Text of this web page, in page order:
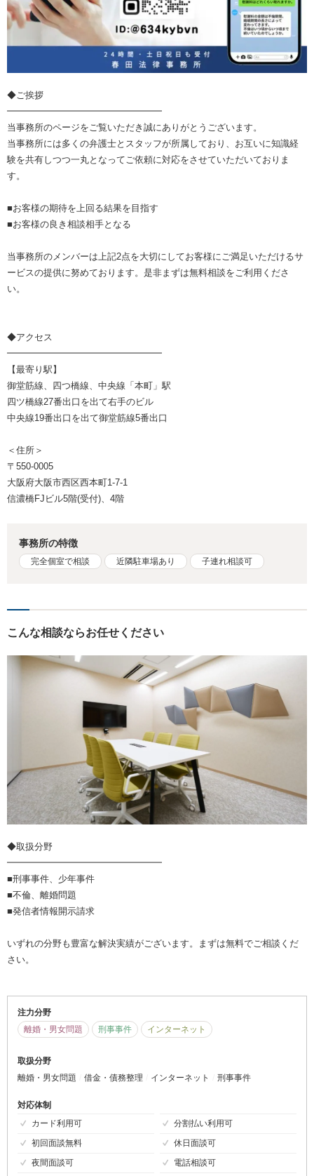
◆ご挨拶
━━━━━━━━━━━━━━━━━
当事務所のページをご覧いただき誠にありがとうございます。
当事務所には多くの弁護士とスタッフが所属しており、お互いに知識経
験を共有しつつ一丸となってご依頼に対応をさせていただいておりま
す。
■お客様の期待を上回る結果を目指す
■お客様の良き相談相手となる
当事務所のメンバーは上記2点を大切にしてお客様にご満足いただけるサ
ービスの提供に努めております。是非まずは無料相談をご利用くださ
い。
◆アクセス
━━━━━━━━━━━━━━━━━
【最寄り駅】
御堂筋線、四つ橋線、中央線「本町」駅
四ツ橋線27番出口を出て右手のビル
中央線19番出口を出て御堂筋線5番出口
＜住所＞
〒550-0005
大阪府大阪市西区西本町1-7-1
信濃橋FJビル5階(受付)、4階
事務所の特徴
完全個室で相談 近隣駐車場あり 子連れ相談可
こんな相談ならお任せください
◆取扱分野
━━━━━━━━━━━━━━━━━
■刑事事件、少年事件
■不倫、離婚問題
■発信者情報開示請求
いずれの分野も豊富な解決実績がございます。まずは無料でご相談くだ
さい。
注力分野
離婚・男女問題
刑事事件 インターネット
取扱分野
離婚・男女問題
借金・債務整理 インターネット 刑事事件
対応体制
カード利用可
分割払い利用可
初回面談無料
休日面談可
夜間面談可
電話相談可